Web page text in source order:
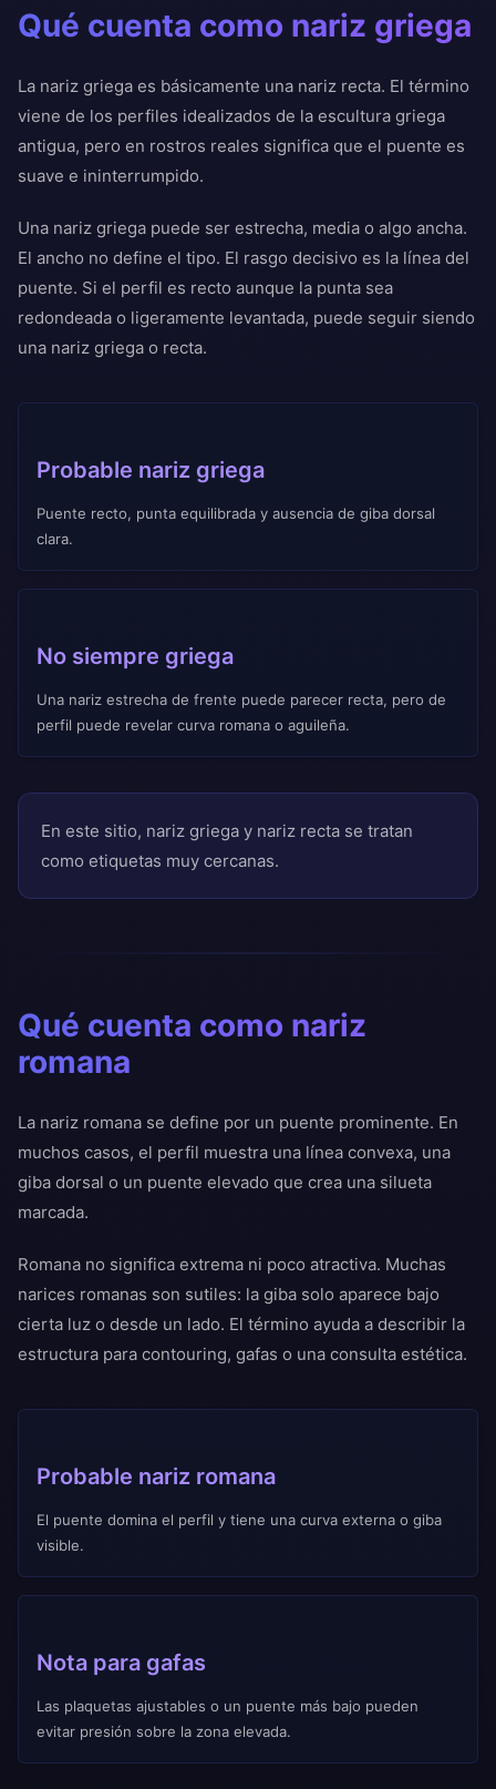
Qué cuenta como nariz griega
La nariz griega es básicamente una nariz recta. El término
viene de los perfiles idealizados de la escultura griega
antigua, pero en rostros reales significa que el puente es
suave e ininterrumpido.
Una nariz griega puede ser estrecha, media o algo ancha.
El ancho no define el tipo. El rasgo decisivo es la línea del
puente. Si el perfil es recto aunque la punta sea
redondeada o ligeramente levantada, puede seguir siendo
una nariz griega o recta.
Probable nariz griega
Puente recto, punta equilibrada y ausencia de giba dorsal
clara.
No siempre griega
Una nariz estrecha de frente puede parecer recta, pero de
perfil puede revelar curva romana o aguileña.
En este sitio, nariz griega y nariz recta se tratan
como etiquetas muy cercanas.
Qué cuenta como nariz
romana
La nariz romana se define por un puente prominente. En
muchos casos, el perfil muestra una línea convexa, una
giba dorsal o un puente elevado que crea una silueta
marcada.
Romana no significa extrema ni poco atractiva. Muchas
narices romanas son sutiles: la giba solo aparece bajo
cierta luz o desde un lado. El término ayuda a describir la
estructura para contouring, gafas o una consulta estética.
Probable nariz romana
El puente domina el perfil y tiene una curva externa o giba
visible.
Nota para gafas
Las plaquetas ajustables o un puente más bajo pueden
evitar presión sobre la zona elevada.